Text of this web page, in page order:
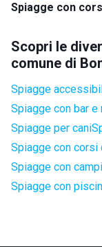
Spiagge con
Scopri le
comune di
Spiagge
Spiagge con bar e
Spiagge per cani
Spiagge con
Spiagge con
Spiagge con